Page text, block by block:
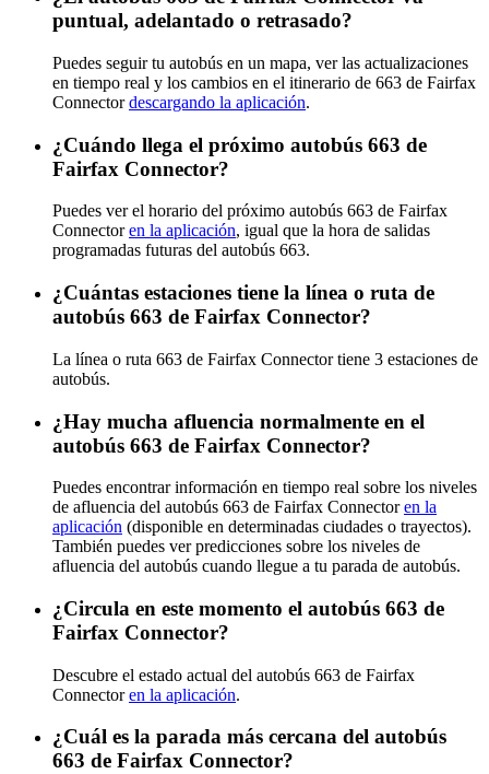
puntual, adelantado o retrasado?
Puedes seguir tu autobús en un mapa, ver las actualizaciones
en tiempo real y los cambios en el itinerario de 663 de Fairfax
Connectordescargando la aplicación.
¿Cuándo llega el próximo autobús 663 de
Fairfax Connector?
Puedes ver el horario del próximo autobús 663 de Fairfax
Connectoren la aplicación, igual que la hora de salidas
programadas futuras del autobús 663.
¿Cuántas estaciones tiene la línea o ruta de
autobús 663 de Fairfax Connector?
La línea o ruta 663 de Fairfax Connector tiene 3 estaciones de
autobús.
¿Hay mucha afluencia normalmente en el
autobús 663 de Fairfax Connector?
Puedes encontrar información en tiempo real sobre los niveles
de afluencia del autobús 663 de Fairfax Connectoren la
aplicación (disponible en determinadas ciudades o trayectos).
También puedes ver predicciones sobre los niveles de
afluencia del autobús cuando llegue a tu parada de autobús.
¿Circula en este momento el autobús 663 de
Fairfax Connector?
Descubre el estado actual del autobús 663 de Fairfax
Connectoren la aplicación.
¿Cuál es la parada más cercana del autobús
663 de Fairfax Connector?